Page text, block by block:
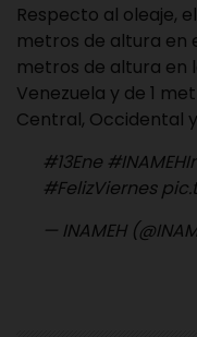
Respecto al oleaje,
metros de altura en
metros de altura en
Venezuela y de 1
Central, Occidental
#13Ene
#FelizViernes
— INAMEH